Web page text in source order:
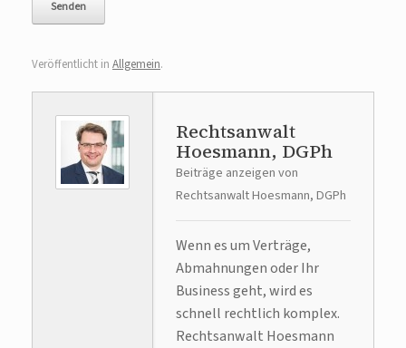
Veröffentlicht in Allgemein.
Rechtsanwalt
Hoesmann, DGPh
Beiträge anzeigen von
Rechtsanwalt Hoesmann, DGPh
Wenn es um Verträge,
Abmahnungen oder Ihr
Business geht, wird es
schnell rechtlich komplex.
Rechtsanwalt Hoesmann